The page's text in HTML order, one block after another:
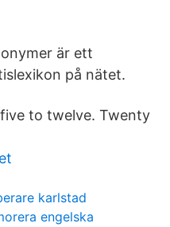
är ett
på nätet.
to twelve. Twenty
karlstad
engelska